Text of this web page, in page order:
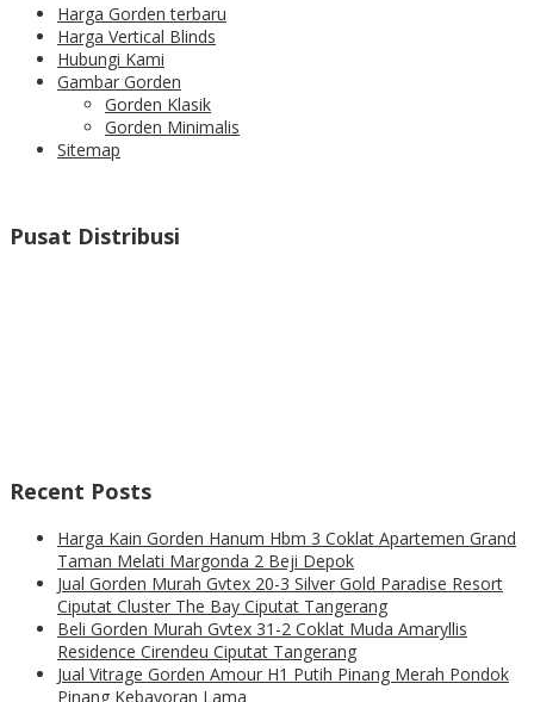
Harga Gorden terbaru
Harga Vertical Blinds
Hubungi Kami
Gambar Gorden
Gorden Klasik
Gorden Minimalis
Sitemap
Pusat Distribusi
Recent Posts
Harga Kain Gorden Hanum Hbm 3 Coklat Apartemen Grand
Taman Melati Margonda 2 Beji Depok
Jual Gorden Murah Gvtex 20-3 Silver Gold Paradise Resort
Ciputat Cluster The Bay Ciputat Tangerang
Beli Gorden Murah Gvtex 31-2 Coklat Muda Amaryllis
Residence Cirendeu Ciputat Tangerang
Jual Vitrage Gorden Amour H1 Putih Pinang Merah Pondok
Pinang Kebayoran Lama